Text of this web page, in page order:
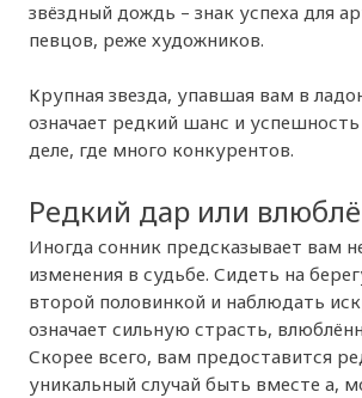
звёздный дождь – знак успеха для
певцов, реже художников.
Крупная звезда, упавшая вам в
означает редкий шанс и
деле, где много конкурентов.
Редкий дар или
Иногда сонник предсказывает вам
изменения в судьбе. Сидеть на
второй половинкой и наблюдать
означает сильную страсть,
Скорее всего, вам предоставится
уникальный случай быть вместе а,